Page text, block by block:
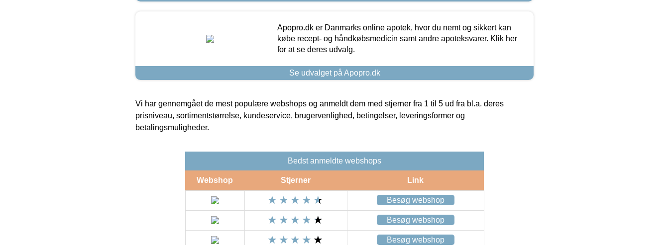
Apopro.dk er Danmarks online apotek, hvor du nemt og sikkert kan
købe recept- og håndkøbsmedicin samt andre apoteksvarer. Klik her
for at se deres udvalg.
Se udvalget på Apopro.dk
Vi har gennemgået de mest populære webshops og anmeldt dem med stjerner fra 1 til 5 ud fra bl.a. deres
prisniveau, sortimentstørrelse, kundeservice, brugervenlighed, betingelser, leveringsformer og
betalingsmuligheder.
Bedst anmeldte webshops
Webshop Stjerner Link
Besøg webshop
Besøg webshop
Besøg webshop